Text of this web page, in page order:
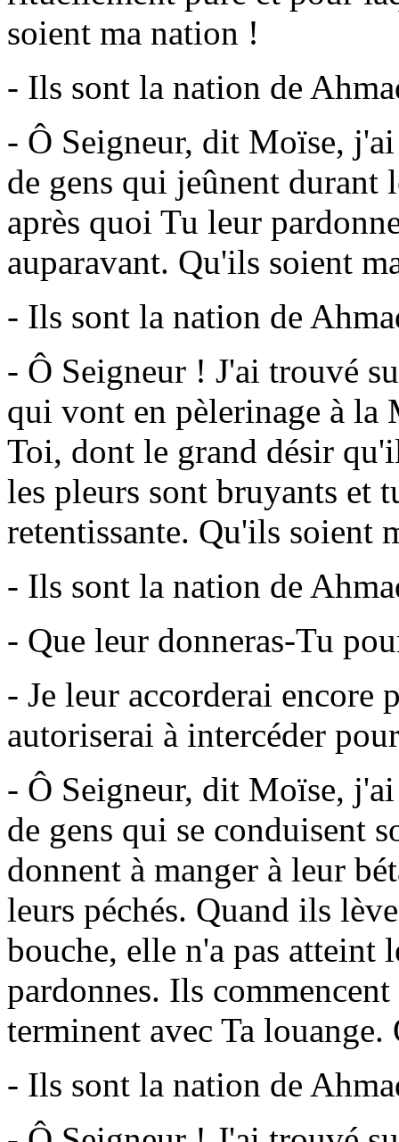
soient ma nation !
- Ils sont la nation de
- Ô Seigneur, dit Moïse,
de gens qui jeûnent durant
après quoi Tu leur
auparavant. Qu'ils soient
- Ils sont la nation de
- Ô Seigneur ! J'ai trouvé
qui vont en pèlerinage à la
Toi, dont le grand désir
les pleurs sont bruyants et
retentissante. Qu'ils soient
- Ils sont la nation de
- Que leur donneras-Tu
- Je leur accorderai encore
autoriserai à intercéder
- Ô Seigneur, dit Moïse,
de gens qui se conduisent
donnent à manger à leur
leurs péchés. Quand ils
bouche, elle n'a pas atteint
pardonnes. Ils
terminent avec Ta
- Ils sont la nation de